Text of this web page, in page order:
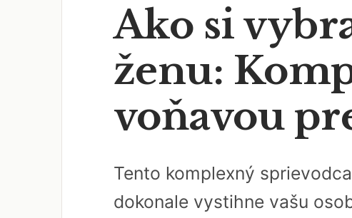
Ako si
ženu:
voňavou
Tento komplexný
dokonale vystihne vašu